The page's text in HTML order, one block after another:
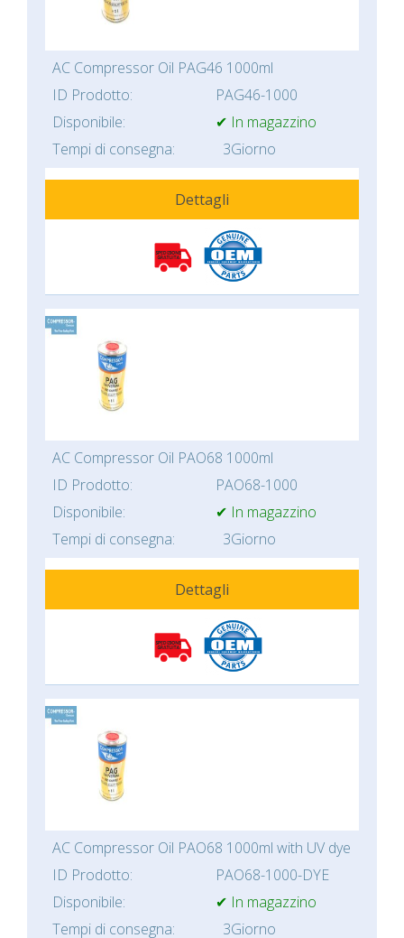
AC Compressor Oil PAG46 1000ml
ID Prodotto:
PAG46-1000
Disponibile:
✔ In magazzino
Tempi di consegna:
3Giorno
Dettagli
AC Compressor Oil PAO68 1000ml
ID Prodotto:
PAO68-1000
Disponibile:
✔ In magazzino
Tempi di consegna:
3Giorno
Dettagli
AC Compressor Oil PAO68 1000ml with UV dye
ID Prodotto:
PAO68-1000-DYE
Disponibile:
✔ In magazzino
Tempi di consegna:
3Giorno